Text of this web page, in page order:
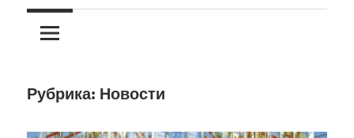
центр
«Христианский
образовательный
святых
Рубрика: Новости